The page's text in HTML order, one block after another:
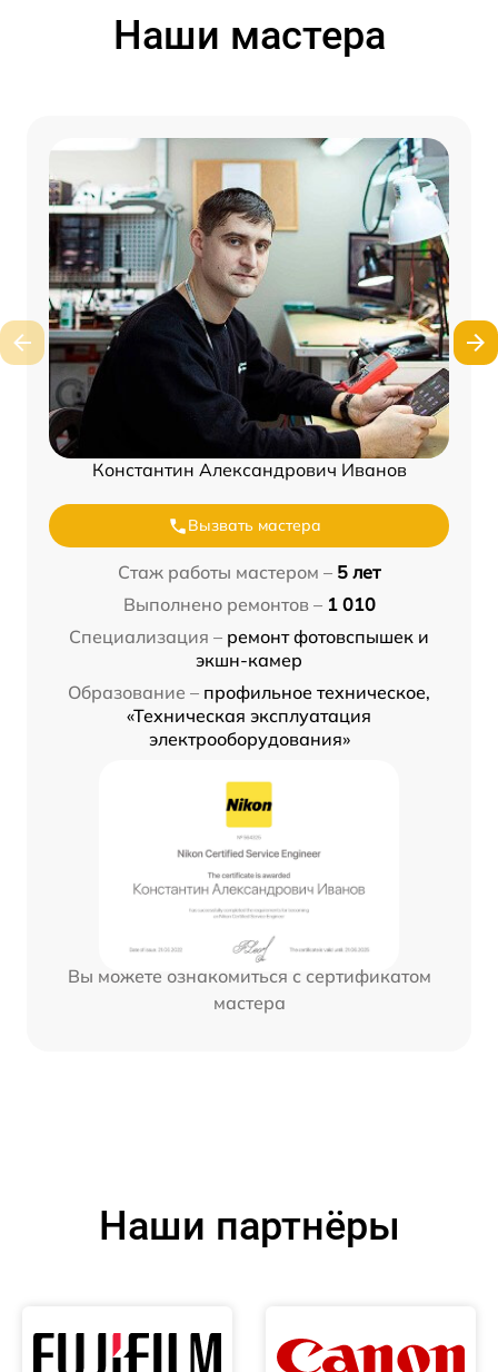
Наши мастера
Константин Александрович Иванов
Вызвать мастера
Стаж работы мастером – 5 лет
Выполнено ремонтов – 1 010
Специализация – ремонт фотовспышек и
экшн-камер
Образование – профильное техническое,
«Техническая эксплуатация
электрооборудования»
Вы можете ознакомиться с сертификатом
мастера
Наши партнёры